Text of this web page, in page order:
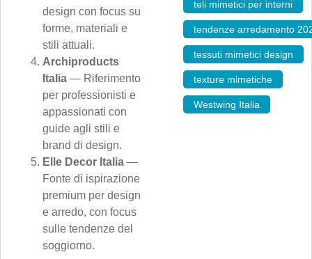
design con focus su
forme, materiali e
stili attuali.
Archiproducts
Italia — Riferimento
per professionisti e
appassionati con
guide agli stili e
brand di design.
Elle Decor Italia —
Fonte di ispirazione
premium per design
e arredo, con focus
sulle tendenze del
soggiorno.
teli mimetici per interni
tendenze arredamento
tessuti mimetici design
texture mimetiche
Westwing Italia